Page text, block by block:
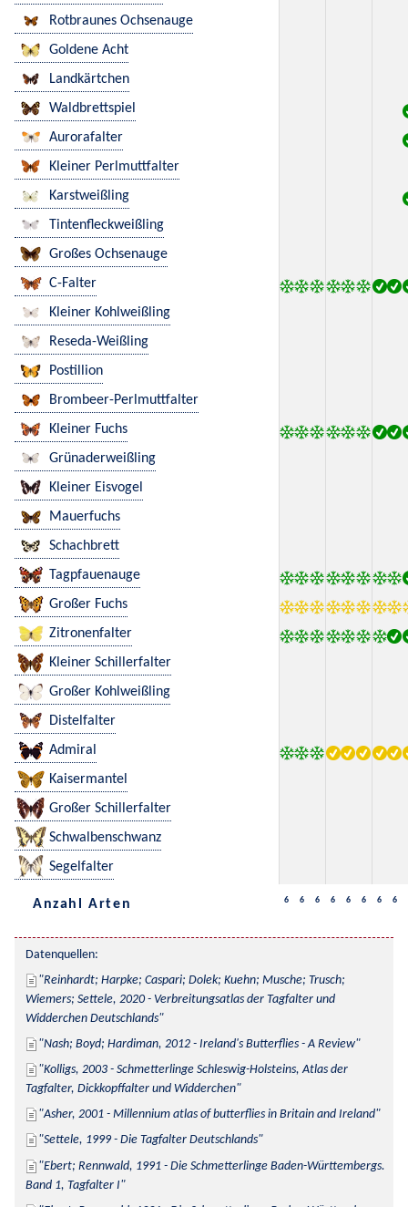
Rotbraunes Ochsenauge
Goldene Acht
Landkärtchen
Waldbrettspiel
Aurorafalter
Kleiner Perlmuttfalter
Karstweißling
Tintenfleckweißling
Großes Ochsenauge
C-Falter
Kleiner Kohlweißling
Reseda-Weißling
Postillion
Brombeer-Perlmuttfalter
Kleiner Fuchs
Grünaderweißling
Kleiner Eisvogel
Mauerfuchs
Schachbrett
Tagpfauenauge
Großer Fuchs
Zitronenfalter
Kleiner Schillerfalter
Großer Kohlweißling
Distelfalter
Admiral
Kaisermantel
Großer Schillerfalter
Schwalbenschwanz
Segelfalter
Anzahl Arten 6 6 6 6 6 6 6 6
Datenquellen:
Reinhardt; Harpke; Caspari; Dolek; Kuehn; Musche; Trusch;
Wiemers; Settele, 2020 - Verbreitungsatlas der Tagfalter und
Widderchen Deutschlands
Nash; Boyd; Hardiman, 2012 - Ireland's Butterflies - A Review
Kolligs, 2003 - Schmetterlinge Schleswig-Holsteins, Atlas der
Tagfalter, Dickkopffalter und Widderchen
Asher, 2001 - Millennium atlas of butterflies in Britain and Ireland
Settele, 1999 - Die Tagfalter Deutschlands
Ebert; Rennwald, 1991 - Die Schmetterlinge Baden-Württembergs.
Band 1, Tagfalter I